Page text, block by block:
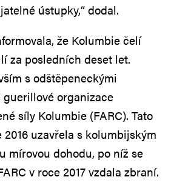
ústupky,“ dodal.
že Kolumbie čelí
za posledních deset let.
s odštěpeneckými
organizace
síly Kolumbie (FARC). Tato
uzavřela s kolumbijským
mírovou dohodu, po níž se
v roce 2017 vzdala zbraní.